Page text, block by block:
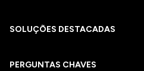
SOLUÇÕES DESTACADAS
PERGUNTAS CHAVES​